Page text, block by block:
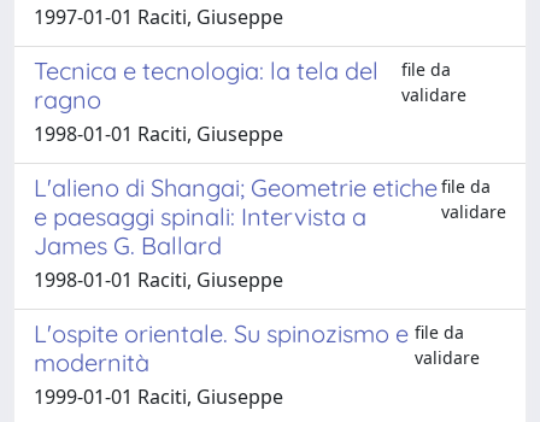
1997-01-01 Raciti, Giuseppe
Tecnica e tecnologia: la tela del
ragno
file da
validare
1998-01-01 Raciti, Giuseppe
L'alieno di Shangai; Geometrie etiche
e paesaggi spinali: Intervista a
James G. Ballard
file da
validare
1998-01-01 Raciti, Giuseppe
L'ospite orientale. Su spinozismo e
modernità
file da
validare
1999-01-01 Raciti, Giuseppe